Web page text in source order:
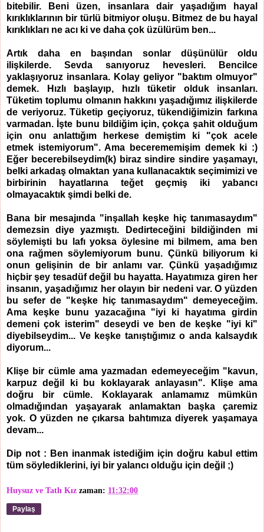
bitebilir. Beni üzen, insanlara dair yaşadığım hayal
kırıklıklarının bir türlü bitmiyor oluşu. Bitmez de bu hayal
kırıklıkları ne acı ki ve daha çok üzülürüm ben...
Artık daha en başından sonlar düşünülür oldu
ilişkilerde. Sevda sanıyoruz hevesleri. Bencilce
yaklaşıyoruz insanlara. Kolay geliyor "baktım olmuyor"
demek. Hızlı başlayıp, hızlı tüketir olduk insanları.
Tüketim toplumu olmanın hakkını yaşadığımız ilişkilerde
de veriyoruz. Tüketip geçiyoruz, tükendiğimizin farkına
varmadan. İşte bunu bildiğim için, çokça şahit olduğum
için onu anlattığım herkese demiştim ki "çok acele
etmek istemiyorum". Ama becerememişim demek ki :)
Eğer becerebilseydim(k) biraz sindire sindire yaşamayı,
belki arkadaş olmaktan yana kullanacaktık seçimimizi ve
birbirinin hayatlarına teğet geçmiş iki yabancı
olmayacaktık şimdi belki de.
Bana bir mesajında "inşallah keşke hiç tanımasaydım"
demezsin diye yazmıştı. Dedirteceğini bildiğinden mi
söylemişti bu lafı yoksa öylesine mi bilmem, ama ben
ona rağmen söylemiyorum bunu. Çünkü biliyorum ki
onun gelişinin de bir anlamı var. Çünkü yaşadığımız
hiçbir şey tesadüf değil bu hayatta. Hayatımıza giren her
insanın, yaşadığımız her olayın bir nedeni var. O yüzden
bu sefer de "keşke hiç tanımasaydım" demeyeceğim.
Ama keşke bunu yazacağına "iyi ki hayatıma girdin
demeni çok isterim" deseydi ve ben de keşke "iyi ki"
diyebilseydim... Ve keşke tanıştığımız o anda kalsaydık
diyorum...
Klişe bir cümle ama yazmadan edemeyeceğim "kavun,
karpuz değil ki bu koklayarak anlayasın". Klişe ama
doğru bir cümle. Koklayarak anlamamız mümkün
olmadığından yaşayarak anlamaktan başka çaremiz
yok. O yüzden ne çıkarsa bahtımıza diyerek yaşamaya
devam...
Dip not : Ben inanmak istediğim için doğru kabul ettim
tüm söylediklerini, iyi bir yalancı olduğu için değil ;)
Huysuz ve Tatlı Kız zaman: 11:32:00
Paylaş